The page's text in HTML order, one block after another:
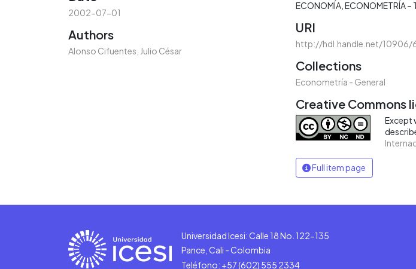
2002-07-01
Authors
Alonso Cifuentes, Julio César
ECONOMÍA ECONOMETRÍA –
URI
http://hdl.handle.net/10906/
Collections
Econometría - General
Creative Commons
Except
Full item page
Universidad Icesi: Calle 18 No. 122-135
Pance, Cali - Colombia
Teléfono: +57 (602) 555 2334